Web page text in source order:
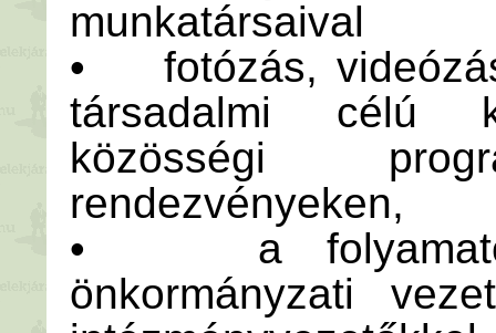
munkatársaival
• fotózás,
társadalmi célú
közösségi
rendezvényeken,
• a folyamatos
önkormányzati